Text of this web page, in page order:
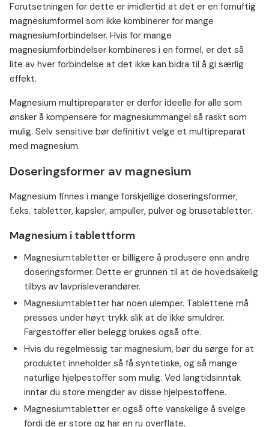
Forutsetningen for dette er imidlertid at det er en fornuftig
magnesiumformel som ikke kombinerer for mange
magnesiumforbindelser. Hvis for mange
magnesiumforbindelser kombineres i en formel, er det så
lite av hver forbindelse at det ikke kan bidra til å gi særlig
effekt.
⁠Magnesium multipreparater er derfor ideelle for alle som
ønsker å kompensere for magnesiummangel så raskt som
mulig. Selv sensitive bør definitivt velge et multipreparat
med magnesium.
Doseringsformer av magnesium
Magnesium finnes i mange forskjellige doseringsformer,
f.eks. tabletter, kapsler, ampuller, pulver og brusetabletter.
Magnesium i tablettform
Magnesiumtabletter er billigere å produsere enn andre
doseringsformer. Dette er grunnen til at de hovedsakelig
tilbys av lavprisleverandører.⁠
Magnesiumtabletter har noen ulemper. Tablettene må
presses under høyt trykk slik at de ikke smuldrer.
Fargestoffer eller belegg brukes også ofte.
⁠⁠Hvis du regelmessig tar magnesium, bør du sørge for at
produktet inneholder så få syntetiske, og så mange
naturlige hjelpestoffer som mulig. Ved langtidsinntak
inntar du store mengder av disse hjelpestoffene.
⁠⁠Magnesiumtabletter er også ofte vanskelige å svelge
fordi de er store og har en ru overflate.